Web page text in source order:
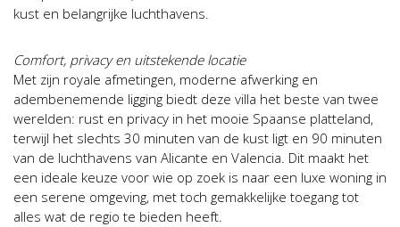
kust en belangrijke luchthavens.
Comfort, privacy en uitstekende locatie
Met zijn royale afmetingen, moderne afwerking en
adembenemende ligging biedt deze villa het beste van twee
werelden: rust en privacy in het mooie Spaanse platteland,
terwijl het slechts 30 minuten van de kust ligt en 90 minuten
van de luchthavens van Alicante en Valencia. Dit maakt het
een ideale keuze voor wie op zoek is naar een luxe woning in
een serene omgeving, met toch gemakkelijke toegang tot
alles wat de regio te bieden heeft.